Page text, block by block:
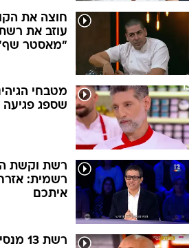
חוצה את
"מאסטר
מטבחי
שספג פגיעה
רשת וקשת
רשמית:
איתכם
רשת